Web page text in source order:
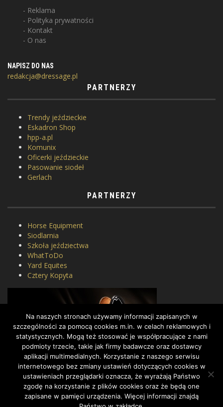
Reklama
Polityka prywatności
Kontakt
O nas
NAPISZ DO NAS
redakcja@dressage.pl
PARTNERZY
Trendy jeździeckie
Eskadron Shop
hpp-a.pl
Komunix
Oficerki jeździeckie
Pasowanie siodeł
Gerlach
PARTNERZY
Horse Equipment
Siodlarnia
Szkoła jeździectwa
WhatToDo
Yard Equites
Cztery Kopyta
Na naszych stronach używamy informacji zapisanych w
szczególności za pomocą cookies m.in. w celach reklamowych i
statystycznych. Mogą też stosować je współpracujące z nami
podmioty trzecie, takie jak firmy badawcze oraz dostawcy
aplikacji multimedialnych. Korzystanie z naszego serwisu
internetowego bez zmiany ustawień dotyczących cookies w
ustawieniach przeglądarki oznacza, że wyrażają Państwo
zgodę na korzystanie z plików cookies oraz że będą one
zapisane w pamięci urządzenia. Więcej informacji znajdą